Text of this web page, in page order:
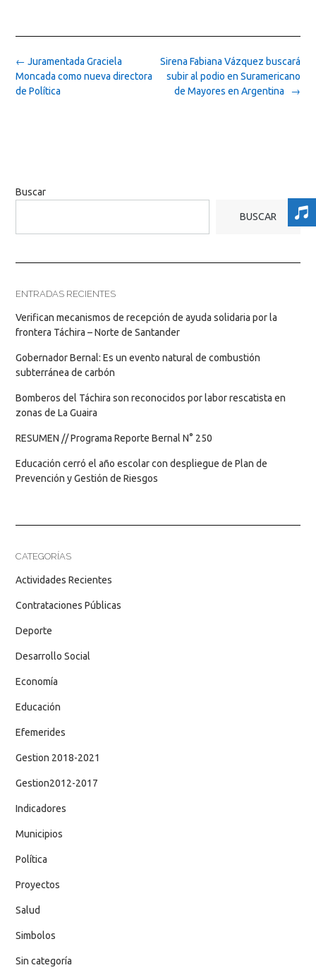
Post
navigation
Sirena Fabiana Vázquez buscará
subir al podio en Suramericano
de Mayores en Argentina →
← Juramentada Graciela
Moncada como nueva directora
de Política
Buscar
BUSCAR
ENTRADAS RECIENTES
Verifican mecanismos de recepción de ayuda solidaria por la
frontera Táchira – Norte de Santander
Gobernador Bernal: Es un evento natural de combustión
subterránea de carbón
Bomberos del Táchira son reconocidos por labor rescatista en
zonas de La Guaira
RESUMEN // Programa Reporte Bernal N° 250
Educación cerró el año escolar con despliegue de Plan de
Prevención y Gestión de Riesgos
CATEGORÍAS
Actividades Recientes
Contrataciones Públicas
Deporte
Desarrollo Social
Economía
Educación
Efemerides
Gestion 2018-2021
Gestion2012-2017
Indicadores
Municipios
Política
Proyectos
Salud
Simbolos
Sin categoría